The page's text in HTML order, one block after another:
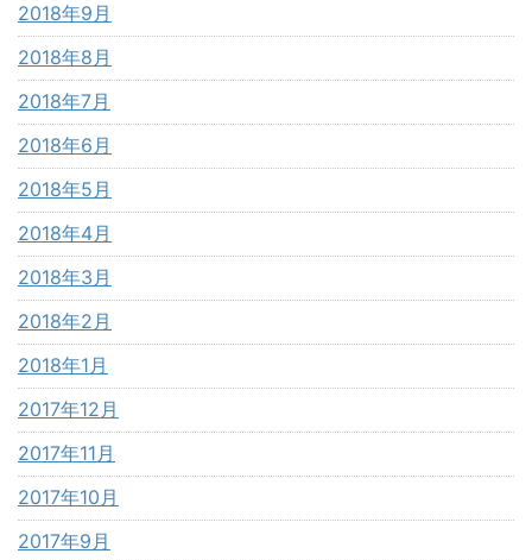
2018年9月
2018年8月
2018年7月
2018年6月
2018年5月
2018年4月
2018年3月
2018年2月
2018年1月
2017年12月
2017年11月
2017年10月
2017年9月